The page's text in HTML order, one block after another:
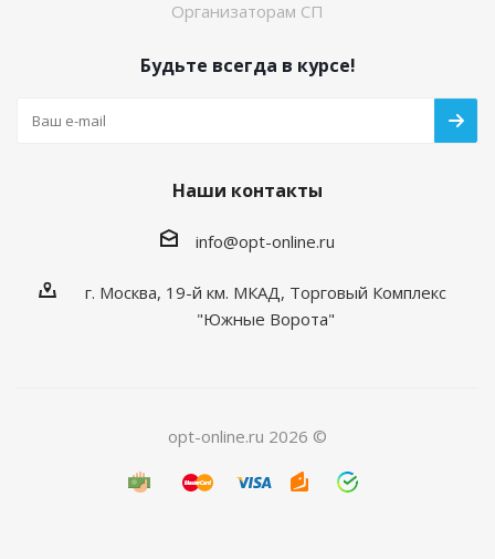
Организаторам СП
Будьте всегда в курсе!
Наши контакты
info@opt-online.ru
г. Москва, 19-й км. МКАД, Торговый Комплекс
"Южные Ворота"
opt-online.ru 2026 ©